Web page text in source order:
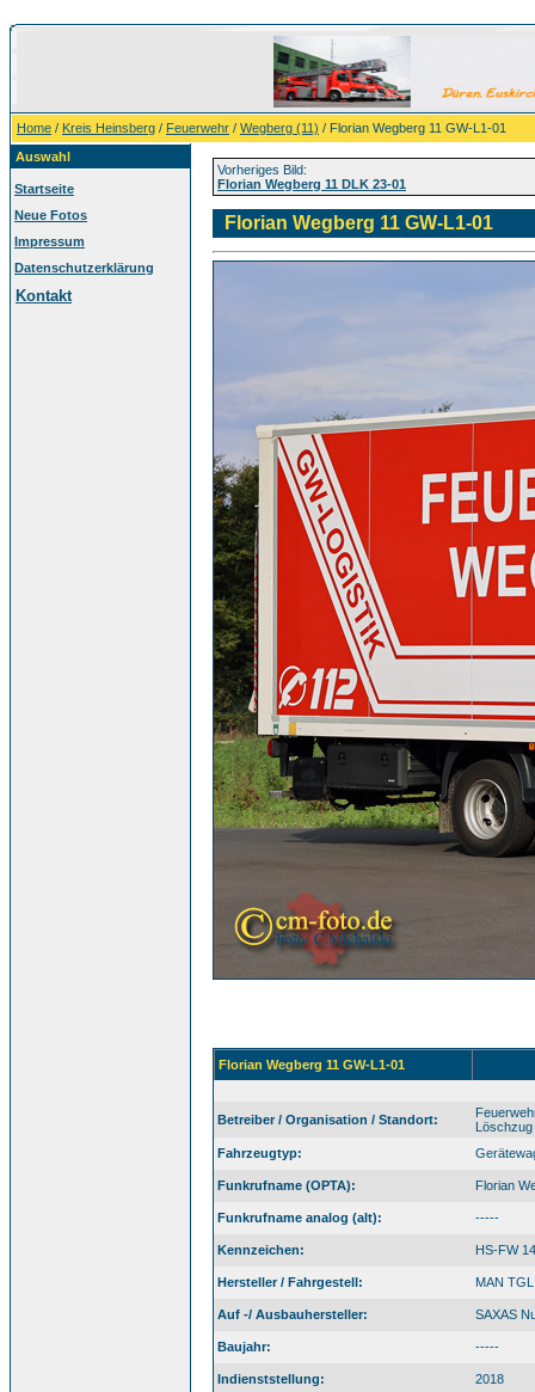
Home / Kreis Heinsberg / Feuerwehr / Wegberg (11) / Florian Wegberg 11 GW-L1-01
Auswahl
Startseite
Neue Fotos
Impressum
Datenschutzerklärung
Kontakt
Vorheriges Bild:
Florian Wegberg 11 DLK 23-01
Florian Wegberg 11 GW-L1-01
Florian Wegberg 11 GW-L1-01
Betreiber / Organisation / Standort:
Fahrzeugtyp:
Funkrufname (OPTA): Florian
Funkrufname analog (alt): -----
Kennzeichen: HS-FW
Hersteller / Fahrgestell: MAN
Auf -/ Ausbauhersteller: SAXAS
Baujahr: -----
Indienststellung: 2018